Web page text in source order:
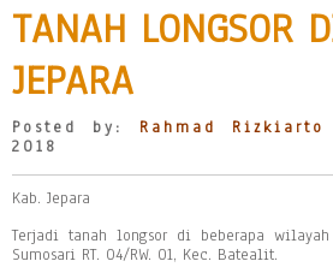
TANAH LONGSOR
JEPARA
Posted by: Rahmad Rizkiarto
2018
Kab. Jepara
Terjadi tanah longsor di beberapa
Sumosari RT. 04/RW. 01, Kec. Batealit.